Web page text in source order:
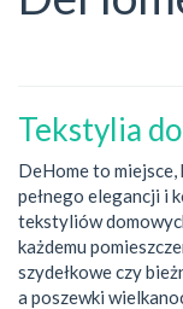
Tekstylia
DeHome to
pełnego elegancji i
tekstyliów
każdemu
szydełkowe czy
a poszewki